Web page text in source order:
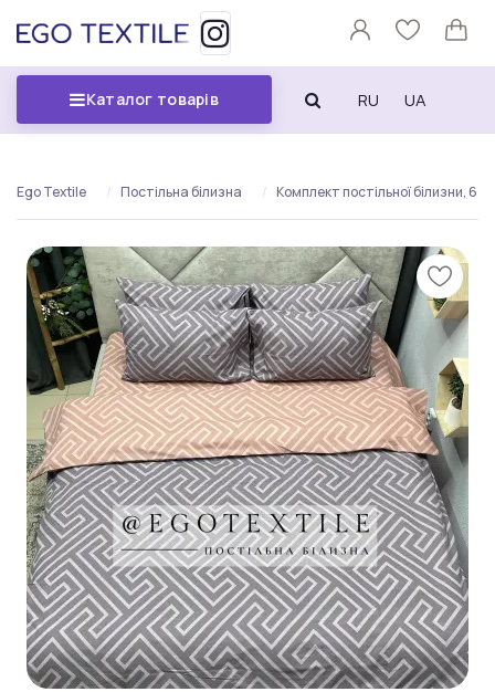
Каталог товарів RU UA
Ego Textile Постільна білизна Комплект постільної білизни,